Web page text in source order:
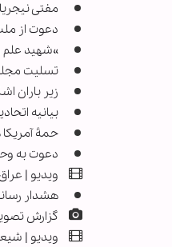
مفتی
دعوت از
»شهید علم
تسلیت
زیر باران
بیانیه
حمۀ آمریکا
دعوت به
ویدیو |
هشدار
گزارش
ویدیو |